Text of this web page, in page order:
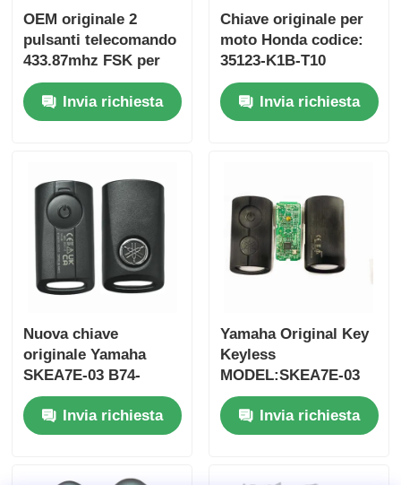
Casa
Prodotti
Video
OEM originale 2
pulsanti telecomando
433.87mhz FSK per
Su-zuki Jim-ny 2005-
2017 Senza chip
37182-A7 Solo
Invia richiesta
Chiave originale per
moto Honda codice:
35123-K1B-T10
telecomando a tre
pulsanti
FSK433.92MHz con
Invia richiesta
Nuova chiave
originale Yamaha
SKEA7E-03 B74-
H6261-02 662F-
SKEA7D03Invia richiesta
Yamaha Original Key
Keyless
MODEL:SKEA7E-03
Per Yamaha Smart
Remote Key B74-
H6261-02/662F-
Invia richiesta